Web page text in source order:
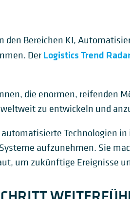
den Bereichen KI,
Der Logistics Trend
die enormen, reifenden
zu entwickeln und
Technologien
aufzunehmen. Sie
um zukünftige Ereignisse